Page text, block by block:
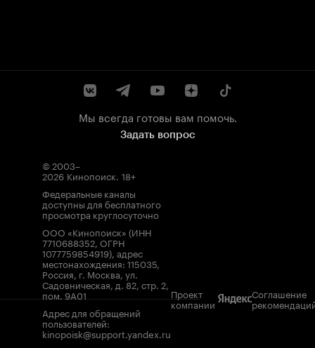
Мы всегда готовы вам помочь.
Задать вопрос
© 2003–
2026 Кинопоиск. 18+
Федеральные каналы
доступны для бесплатного
просмотра круглосуточно
ООО «Кинопоиск» (ИНН
7710688352, ОГРН
1077759854919), адрес
местонахождения: 115035,
Россия, г. Москва, ул.
Садовническая, д. 82, стр. 2,
пом. 9А01
Адрес для обращений
пользователей:
kinopoisk@support.yandex.ru
Проект
компании
Соглашение